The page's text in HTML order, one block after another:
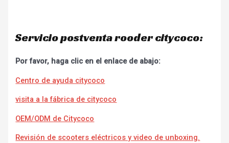
Servicio postventa rooder citycoco:
Por favor, haga clic en el enlace de abajo:
Centro de ayuda citycoco
visita a la fábrica de citycoco
OEM/ODM de Citycoco
Revisión de scooters eléctricos y video de unboxing.